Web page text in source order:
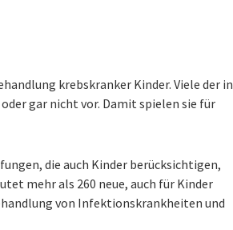
krebskranker Kinder. Viele der in
gar nicht vor. Damit spielen sie für
die auch Kinder berücksichtigen,
mehr als 260 neue, auch für Kinder
von Infektionskrankheiten und